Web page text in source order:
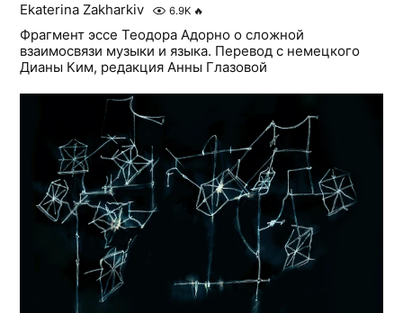
Ekaterina Zakharkiv 6.9K 🔥
Фрагмент эссе Теодора Адорно о сложной
взаимосвязи музыки и языка. Перевод с немецкого
Дианы Ким, редакция Анны Глазовой